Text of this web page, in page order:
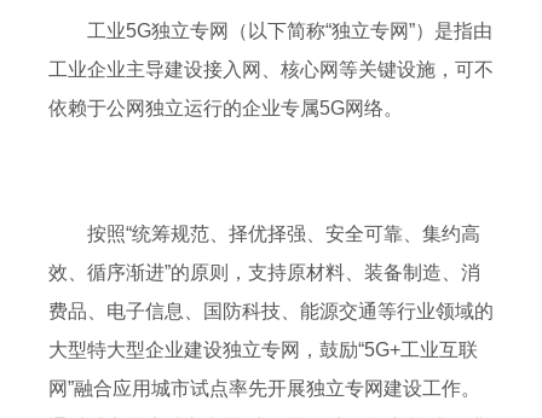
工业5G独立专网（以下简称“独立专网”）是指由
工业企业主导建设接入网、核心网等关键设施，可不
依赖于公网独立运行的企业专属5G网络。
按照“统筹规范、择优择强、安全可靠、集约高
效、循序渐进”的原则，支持原材料、装备制造、消
费品、电子信息、国防科技、能源交通等行业领域的
大型特大型企业建设独立专网，鼓励“5G+工业互联
网”融合应用城市试点率先开展独立专网建设工作。